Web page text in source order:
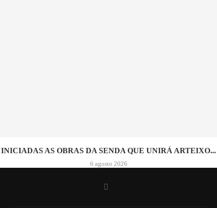
INICIADAS AS OBRAS DA SENDA QUE UNIRÁ ARTEIXO...
6 agosto 2026